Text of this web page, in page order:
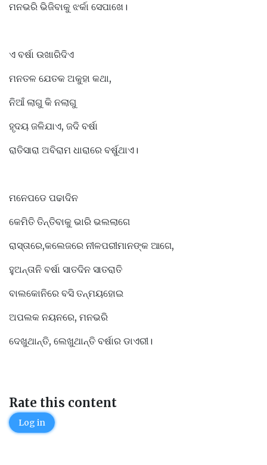
ମନଭରି ଭିଜିବାକୁ ଝର୍କା ସେପାଖେ।
ଏ ବର୍ଷା ଉଖାରିଦିଏ
ମନତଳ ଯେତକ ଅକୁହା କଥା,
ନିଆଁ ଲାଗୁ କି ନଲାଗୁ
ହୃଦୟ ଜଳିଯାଏ, ଜଦି ବର୍ଷା
ରାତିସାରା ଅବିରାମ ଧାରାରେ ବର୍ଷୁଥାଏ।
ମନେପଡେ ପଢାଦିନ
କେମିତି ତିନ୍ତିବାକୁ ଭାରି ଭଲଲାଗେ
ରାସ୍ତାରେ,କଲେଜରେ ନୀଳପରୀମାନଙ୍କ ଆଗେ,
ହୁଅନ୍ତାନି ବର୍ଷା ସାତଦିନ ସାତରାତି
ବାଲକୋନିରେ ବସି ତନ୍ମୟହୋଇ
ଅପଲକ ନୟନରେ, ମନଭରି
ଦେଖୁଥାନ୍ତି, ଲେଖୁଥାନ୍ତି ବର୍ଷାର ଡାଏରୀ।
Rate this content
Log in